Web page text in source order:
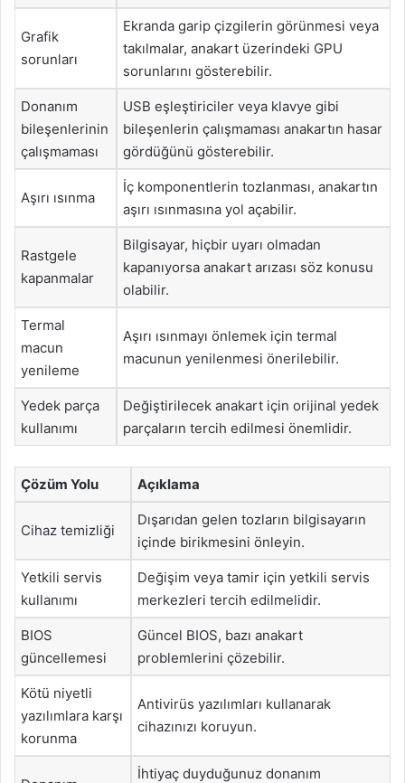
Grafik
sorunları
Ekranda garip çizgilerin görünmesi veya
takılmalar, anakart üzerindeki GPU
sorunlarını gösterebilir.
Donanım
bileşenlerinin
çalışmaması
USB eşleştiriciler veya klavye gibi
bileşenlerin çalışmaması anakartın hasar
gördüğünü gösterebilir.
Aşırı ısınma
İç komponentlerin tozlanması, anakartın
aşırı ısınmasına yol açabilir.
Rastgele
kapanmalar
Bilgisayar, hiçbir uyarı olmadan
kapanıyorsa anakart arızası söz konusu
olabilir.
Termal
macun
yenileme
Aşırı ısınmayı önlemek için termal
macunun yenilenmesi önerilebilir.
Yedek parça
kullanımı
Değiştirilecek anakart için orijinal yedek
parçaların tercih edilmesi önemlidir.
Çözüm Yolu Açıklama
Cihaz temizliği
Dışarıdan gelen tozların bilgisayarın
içinde birikmesini önleyin.
Yetkili servis
kullanımı
Değişim veya tamir için yetkili servis
merkezleri tercih edilmelidir.
BIOS
güncellemesi
Güncel BIOS, bazı anakart
problemlerini çözebilir.
Kötü niyetli
yazılımlara karşı
korunma
Antivirüs yazılımları kullanarak
cihazınızı koruyun.
İhtiyaç duyduğunuz donanım